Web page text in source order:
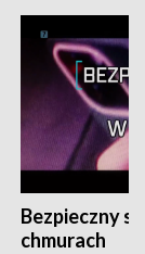
Bezpieczny
chmurach